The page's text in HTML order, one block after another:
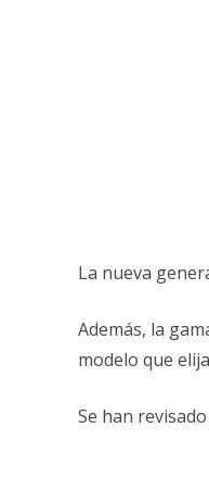
La nueva
Además, la
modelo que
Se han